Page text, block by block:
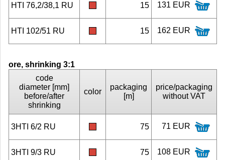
HTI 76,2/38,1 RU 15 131 EUR
HTI 102/51 RU 15 162 EUR
ore, shrinking 3:1
code
diameter [mm]
before/after
shrinking
color
packaging
[m]
price/packaging
without VAT
3HTI 6/2 RU 75 71 EUR
3HTI 9/3 RU 75 108 EUR